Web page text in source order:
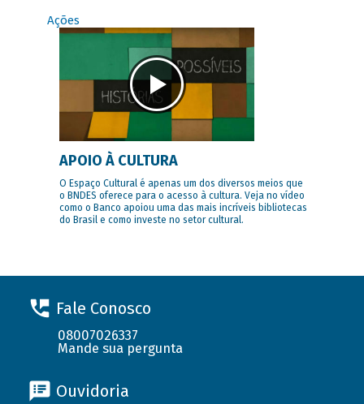
Ações
APOIO À CULTURA
O Espaço Cultural é apenas um dos diversos meios que
o BNDES oferece para o acesso à cultura. Veja no vídeo
como o Banco apoiou uma das mais incríveis bibliotecas
do Brasil e como investe no setor cultural.
Fale Conosco
08007026337
Mande sua pergunta
Ouvidoria